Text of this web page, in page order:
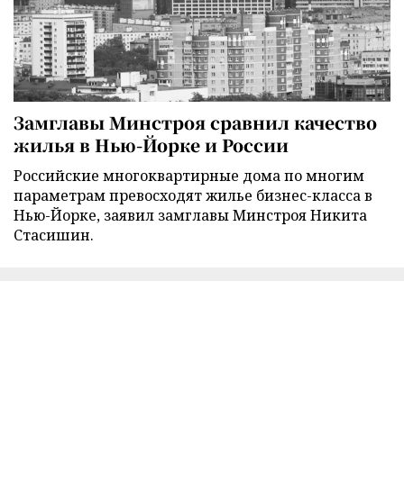
Замглавы Минстроя сравнил качество
жилья в Нью-Йорке и России
Российские многоквартирные дома по многим
параметрам превосходят жилье бизнес-класса в
Нью-Йорке, заявил замглавы Минстроя Никита
Стасишин.